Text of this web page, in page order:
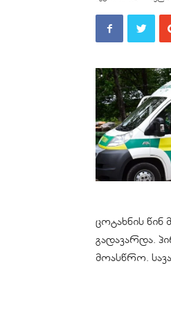
ცოტახნის
გადავარდა.
მოასწრო.